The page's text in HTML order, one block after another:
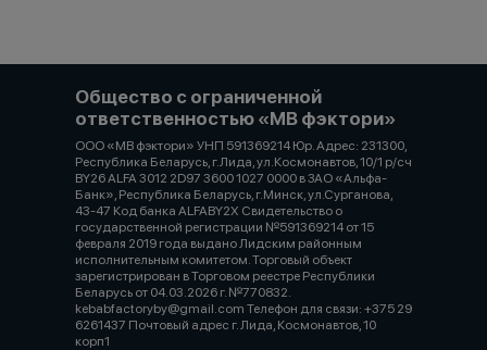
Общество с ограниченной
ответственностью «МВ фэктори»
ООО «МВ фэктори» УНП 591369214 Юр. Адрес: 231300,
Республика Беларусь, г.Лида, ул.Космонавтов, 10/1 р/сч
BY26 ALFA 3012 2D97 3600 1027 0000 в ЗАО «Альфа-
Банк», Республика Беларусь, г.Минск, ул.Сурганова,
43-47 Код банка ALFABY2X Свидетельство о
государственной регистрации №591369214 от 15
февраля 2019 года выдано Лидским районным
исполнительным комитетом. Торговый объект
зарегистрирован в Торговом реестре Республики
Беларусь от 04.03.2026 г. №770832.
kebabfactoryby@gmail.com Телефон для связи: +375 29
6261437 Почтовый адрес г. Лида, Космонавтов, 10
корп1